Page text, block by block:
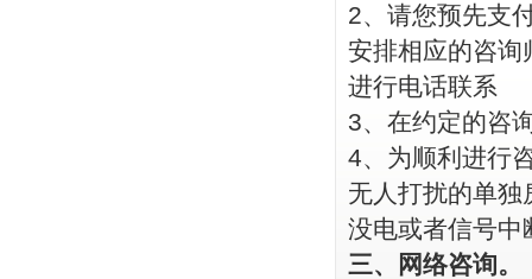
2、请您预先支
安排相应的咨询
进行电话联系
3、在约定的咨
4、为顺利进行
无人打扰的单
没电或者信号中
三、网络咨询。